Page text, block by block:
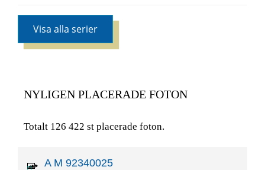
Visa alla serier
NYLIGEN PLACERADE FOTON
Totalt 126 422 st placerade foton.
A M 92340025